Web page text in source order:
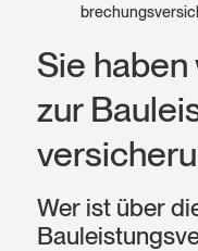
Sie
zur
Wer ist über